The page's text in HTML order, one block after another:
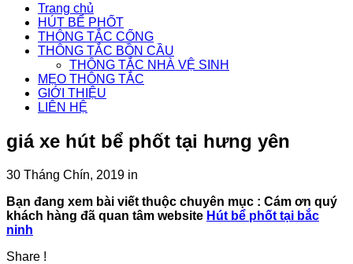
Trang chủ
HÚT BỂ PHỐT
THÔNG TẮC CỐNG
THÔNG TẮC BỒN CẦU
THÔNG TẮC NHÀ VỆ SINH
MẸO THÔNG TẮC
GIỚI THIỆU
LIÊN HỆ
giá xe hút bể phốt tại hưng yên
30 Tháng Chín, 2019 in
Bạn đang xem bài viết thuộc chuyên mục : Cám ơn quý
khách hàng đã quan tâm website Hút bể phốt tại bắc
ninh
Share !